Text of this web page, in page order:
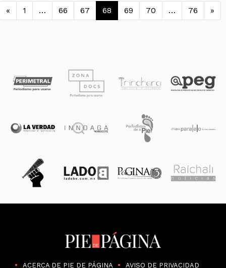
de entradas
« 1 … 66 67 68 69 70 … 76 »
ACERCA DE PIE DE PÁGINA AVISO DE PRIVACIDAD